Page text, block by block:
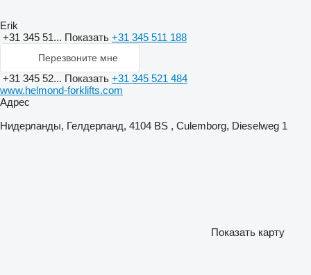
Erik
+31 345 51... Показать +31 345 511 188
Перезвоните мне
+31 345 52... Показать +31 345 521 484
www.helmond-forklifts.com
Адрес
Нидерланды, Гелдерланд, 4104 BS , Culemborg, Dieselweg 1
Показать карту